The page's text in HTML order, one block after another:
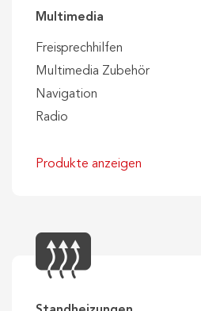
Multimedia
Freisprechhilfen
Multimedia Zubehör
Navigation
Radio
Produkte anzeigen